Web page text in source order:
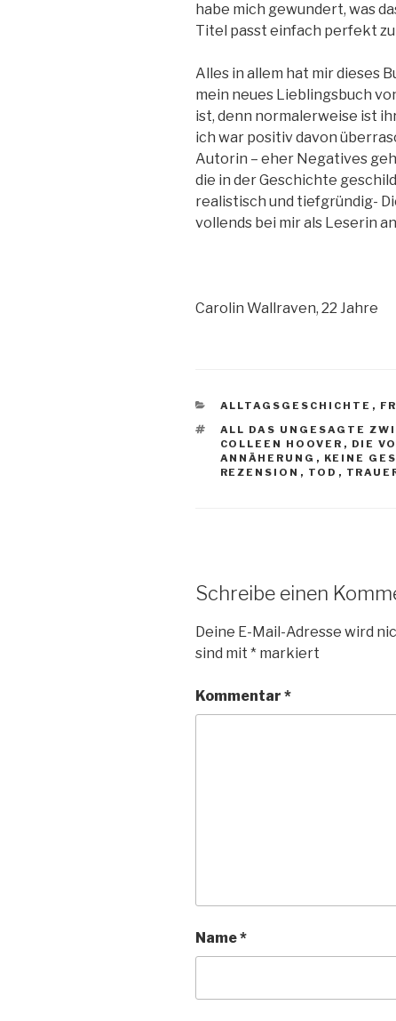
habe mich gewundert, was
Titel passt einfach perfekt
Alles in allem hat mir dieses
mein neues Lieblingsbuch
ist, denn normalerweise ist
ich war positiv davon
Autorin – eher Negatives
die in der Geschichte
realistisch und tiefgründig-
vollends bei mir als Leserin
Carolin Wallraven, 22 Jahre
KATEGORIEN
ALLTAGSGESCHICHTE ,
SCHLAGWÖRTER
ALL DAS UNGESAGTE
COLLEEN HOOVER , DIE
ANNÄHERUNG , KEINE
REZENSION , TOD ,
Schreibe einen
Deine E-Mail-Adresse wird
sind mit * markiert
Kommentar *
Name*